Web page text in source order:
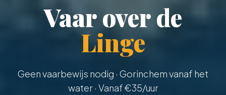
Vaar over de
Linge
Geen vaarbewijs nodig · Gorinchem vanaf het
water · Vanaf €35/uur